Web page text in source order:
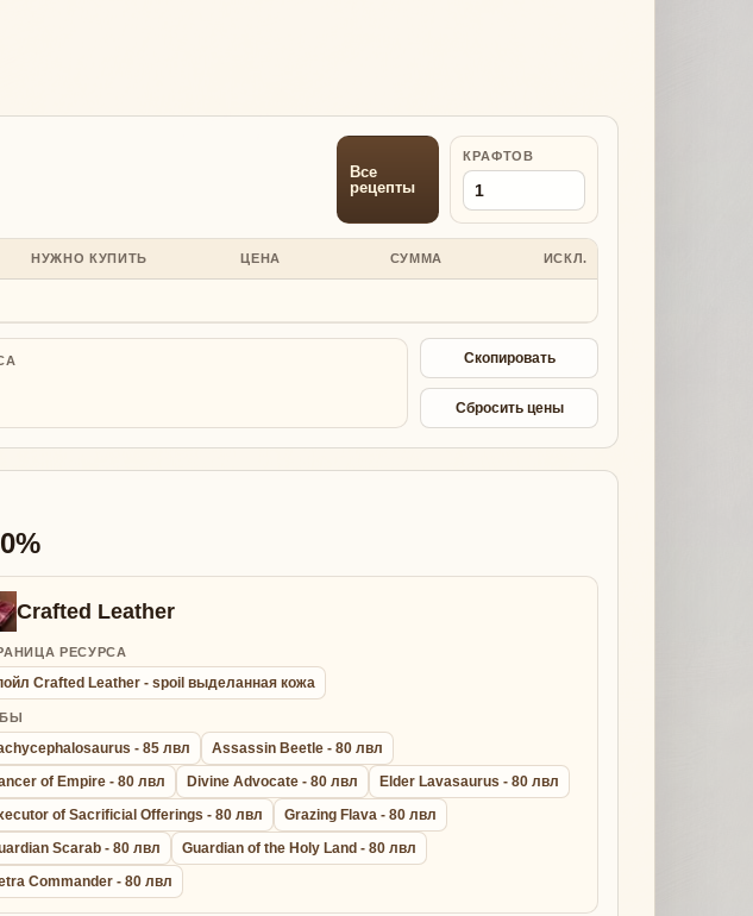
Все
рецепты
КРАФТОВ
НУЖНО КУПИТЬ ЦЕНА СУММА ИСКЛ.
Скопировать
Сбросить цены
Сбора Энергии
Crafted Leather
РЕСУРСА
Crafted Leather - spoil выделанная кожа
- 85 лвл
Assassin Beetle - 80 лвл
of Empire - 80 лвл
Divine Advocate - 80 лвл
Elder Lavasaurus - 80 лвл
of Sacrificial Offerings - 80 лвл
Grazing Flava - 80 лвл
Scarab - 80 лвл
Guardian of the Holy Land - 80 лвл
Commander - 80 лвл